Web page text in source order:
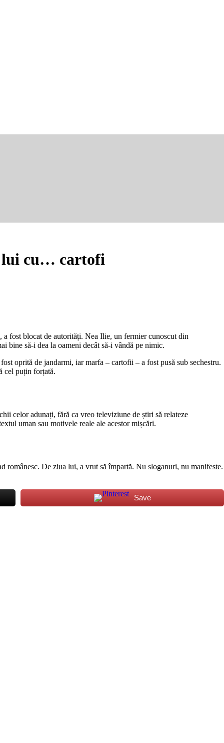
lui cu… cartofi
fost blocat de autorități. Nea Ilie, un fermier cunoscut din
bine să-i dea la oameni decât să-i vândă pe nimic.
oprită de jandarmi, iar marfa – cartofii – a fost pusă sub sechestru.
cel puțin forțată.
celor adunați, fără ca vreo televiziune de știri să relateze
uman sau motivele reale ale acestor mișcări.
românesc. De ziua lui, a vrut să împartă. Nu sloganuri, nu manifeste.
Save